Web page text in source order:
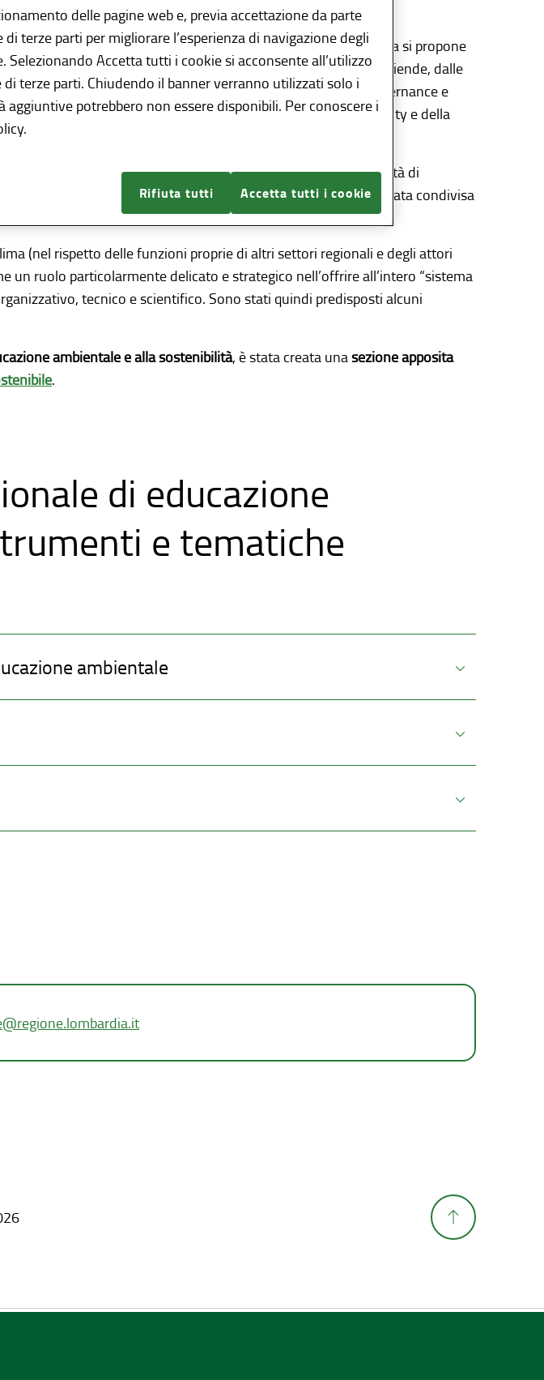
educazione ambientale e alla sostenibilità, Regione Lombardia si propone
e coordinato, le azioni attivate dalle istituzioni, dalle aziende, dalle
i soggetti che, nella propria mission, hanno funzioni di governance e
favore delle scuole, della cittadinanza, della business community e della
degli anni ha offerto molteplici iniziative da parte di una pluralità di
collaborazioni proficue e, nell’ambito delle attività svolte, è stata condivisa
ambientale e alla sostenibilità.
(nel rispetto delle funzioni proprie di altri settori regionali e degli attori
un ruolo particolarmente delicato e strategico nell’offrire all’intero “sistema
tecnico e scientifico. Sono stati quindi predisposti alcuni
ambientale e alla sostenibilità, è stata creata unasezione apposita
.
di educazione
e tematiche
ambientale
delle pagine web e, previa accettazione da parte
terze parti per migliorare l’esperienza di navigazione degli
Accetta tutti i cookie si acconsente all’utilizzo
terze parti. Chiudendo il banner verranno utilizzati solo i
potrebbero non essere disponibili. Per conoscere i
Rifiuta tutti Accetta tutti i cookie